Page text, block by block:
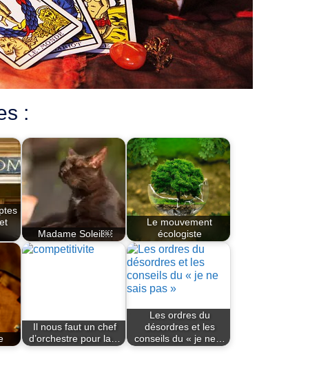
:
Madame Soleil￼
Le mouvement
écologiste
Il nous faut un chef
d’orchestre pour la…
Les ordres du
désordres et les
conseils du « je ne…